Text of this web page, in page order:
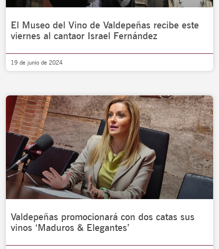
El Museo del Vino de Valdepeñas recibe este
viernes al cantaor Israel Fernández
19 de junio de 2024
Valdepeñas promocionará con dos catas sus
vinos ‘Maduros & Elegantes’